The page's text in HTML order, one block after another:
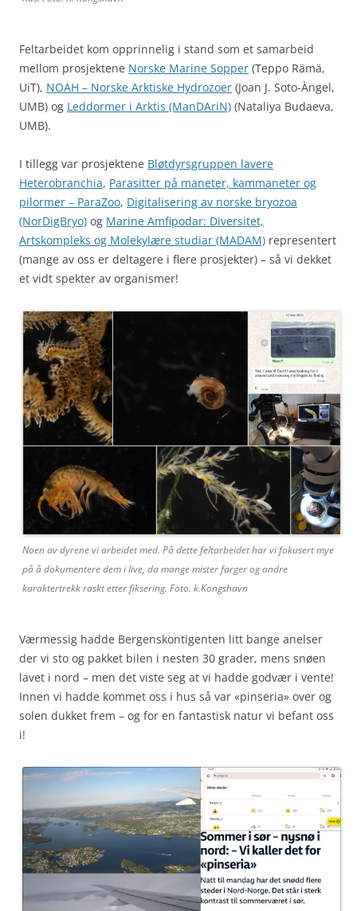
Feltarbeidet kom opprinnelig i stand som et samarbeid
mellom prosjektene Norske Marine Sopper (Teppo Rämä,
UiT), NOAH – Norske Arktiske Hydrozoer (Joan J. Soto-Àngel,
UMB) og Leddormer i Arktis (ManDAriN) (Nataliya Budaeva,
UMB).
I tillegg var prosjektene Bløtdyrsgruppen lavere
Heterobranchia, Parasitter på maneter, kammaneter og
pilormer – ParaZoo, Digitalisering av norske bryozoa
(NorDigBryo) og Marine Amfipodar: Diversitet,
Artskompleks og Molekylære studiar (MADAM) representert
(mange av oss er deltagere i flere prosjekter) – så vi dekket
et vidt spekter av organismer!
Noen av dyrene vi arbeidet med. På dette feltarbeidet har vi fokusert mye
på å dokumentere dem i live, da mange mister farger og andre
karaktertrekk raskt etter fiksering. Foto. k.Kongshavn
Værmessig hadde Bergenskontigenten litt bange anelser
der vi sto og pakket bilen i nesten 30 grader, mens snøen
lavet i nord – men det viste seg at vi hadde godvær i vente!
Innen vi hadde kommet oss i hus så var «pinseria» over og
solen dukket frem – og for en fantastisk natur vi befant oss
i!